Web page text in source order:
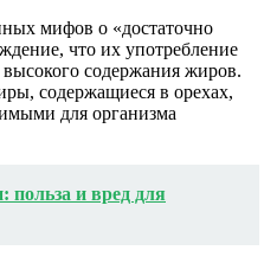
мифов о «достаточно
что их употребление
содержания жиров.
содержащиеся в орехах,
для организма
и вред для